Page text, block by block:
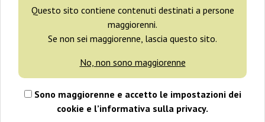
Questo sito contiene contenuti destinati a persone
maggiorenni.
Se non sei maggiorenne, lascia questo sito.
No, non sono maggiorenne
Sono maggiorenne e accetto le impostazioni dei
cookie e l’informativa sulla privacy.